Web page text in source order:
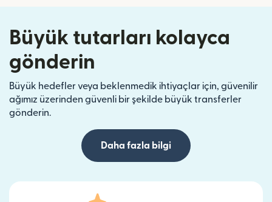
Büyük tutarları kolayca
gönderin
Büyük hedefler veya beklenmedik ihtiyaçlar için, güvenilir
ağımız üzerinden güvenli bir şekilde büyük transferler
gönderin.
Daha fazla bilgi